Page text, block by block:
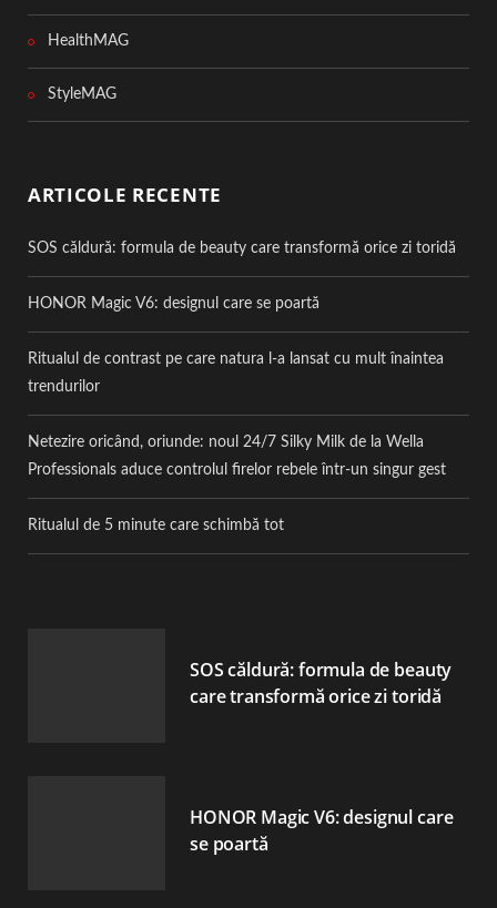
HealthMAG
StyleMAG
ARTICOLE RECENTE
SOS căldură: formula de beauty care transformă orice zi toridă
HONOR Magic V6: designul care se poartă
Ritualul de contrast pe care natura l-a lansat cu mult înaintea
trendurilor
Netezire oricând, oriunde: noul 24/7 Silky Milk de la Wella
Professionals aduce controlul firelor rebele într-un singur gest
Ritualul de 5 minute care schimbă tot
SOS căldură: formula de beauty
care transformă orice zi toridă
HONOR Magic V6: designul care
se poartă